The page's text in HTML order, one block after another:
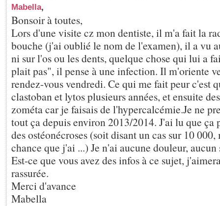
Mabella,
Bonsoir à toutes,
Lors d'une visite cz mon dentiste, il m'a fait la
bouche (j'ai oublié le nom de l'examen), il a vu
ni sur l'os ou les dents, quelque chose qui lui a
plait pas", il pense à une infection. Il m'oriente
rendez-vous vendredi. Ce qui me fait peur c'est
clastoban et lytos plusieurs années, et ensuite
zométa car je faisais de l'hypercalcémie.Je ne
tout ça depuis environ 2013/2014. J'ai lu que ça
des ostéonécroses (soit disant un cas sur 10 000,
chance que j'ai ...) Je n'ai aucune douleur,
Est-ce que vous avez des infos à ce sujet,
rassurée.
Merci d'avance
Mabella